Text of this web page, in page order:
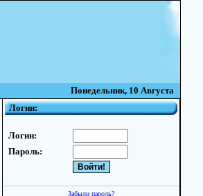
Понедельник, 10 Августа
Логин:
Логин:
Пароль:
Забыли пароль?